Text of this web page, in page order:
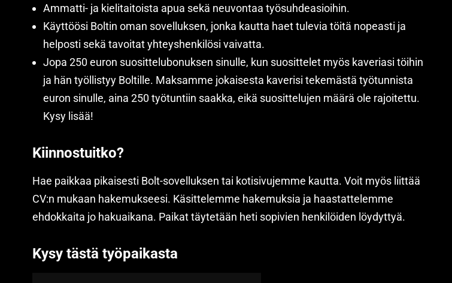
Ammatti- ja kielitaitoista apua sekä neuvontaa työsuhdeasioihin.
Käyttöösi Boltin oman sovelluksen, jonka kautta haet tulevia töitä nopeasti ja
helposti sekä tavoitat yhteyshenkilösi vaivatta.
Jopa 250 euron suosittelubonuksen sinulle, kun suosittelet myös kaveriasi töihin
ja hän työllistyy Boltille. Maksamme jokaisesta kaverisi tekemästä työtunnista
euron sinulle, aina 250 työtuntiin saakka, eikä suosittelujen määrä ole rajoitettu.
Kysy lisää!
Kiinnostuitko?
Hae paikkaa pikaisesti Bolt-sovelluksen tai kotisivujemme kautta. Voit myös liittää
CV:n mukaan hakemukseesi. Käsittelemme hakemuksia ja haastattelemme
ehdokkaita jo hakuaikana. Paikat täytetään heti sopivien henkilöiden löydyttyä.
Kysy tästä työpaikasta